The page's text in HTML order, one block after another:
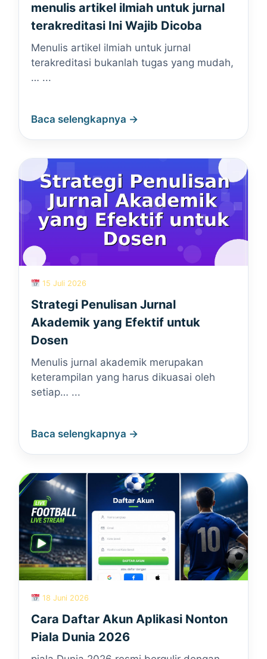
menulis artikel ilmiah untuk jurnal
terakreditasi Ini Wajib Dicoba
Menulis artikel ilmiah untuk jurnal
terakreditasi bukanlah tugas yang mudah,
… ...
Baca selengkapnya →
15 Juli 2026
Strategi Penulisan Jurnal
Akademik yang Efektif untuk
Dosen
Menulis jurnal akademik merupakan
keterampilan yang harus dikuasai oleh
setiap… ...
Baca selengkapnya →
18 Juni 2026
Cara Daftar Akun Aplikasi Nonton
Piala Dunia 2026